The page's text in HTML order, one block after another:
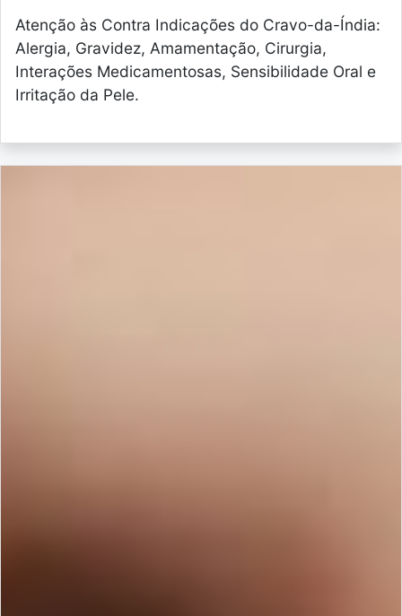
Atenção às Contra Indicações do Cravo-da-Índia:
Alergia, Gravidez, Amamentação, Cirurgia,
Interações Medicamentosas, Sensibilidade Oral e
Irritação da Pele.